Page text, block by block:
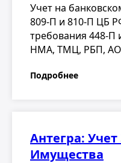
Учет на
809-П и 810-П ЦБ
требования 448-
НМА, ТМЦ, РБП,
Подробнее
Антегра:
Имущества